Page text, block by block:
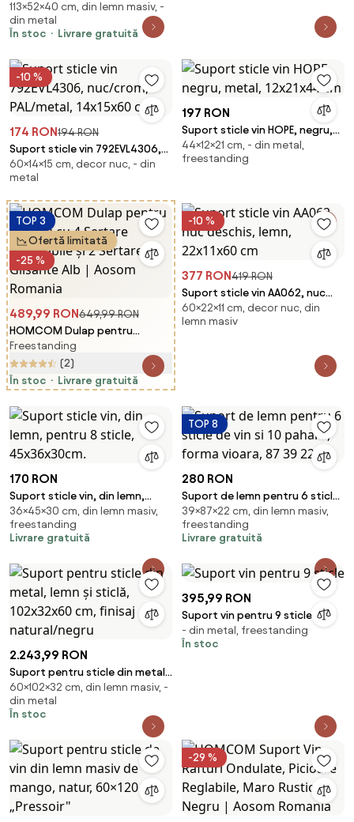
Industrial Suport 9 Sticle
Pahare Rafturi 52x40x113cm
Maro | Aosom Romania
113×52×40 cm, din lemn masiv, -
din metal
În stoc
Livrare gratuită
-10 %
174 RON194 RON
Suport sticle vin 792EVL4306,
nuc/crom, PAL/metal, 14x15x60
cm
60×14×15 cm, decor nuc, - din
metal
197 RON
Suport sticle vin HOPE, negru,
metal, 12x21x44 cm
44×12×21 cm, - din metal,
freestanding
TOP 3
Ofertă limitată
-25 %
489,99 RON649,99 RON
HOMCOM Dulap pentru
Pantofi cu 4 Sertare Rabatabile
și 2 Sertare Glisante Alb |
Aosom Romania
Freestanding
(2)
În stoc
Livrare gratuită
-10 %
377 RON419 RON
Suport sticle vin AA062, nuc
deschis, lemn, 22x11x60 cm
60×22×11 cm, decor nuc, din
lemn masiv
170 RON
Suport sticle vin, din lemn,
pentru 8 sticle, 45x36x30cm.
36×45×30 cm, din lemn masiv,
freestanding
Livrare gratuită
TOP 8
280 RON
Suport de lemn pentru 6 sticle
de vin si 10 pahare, forma
vioara, 87 39 22 cm
39×87×22 cm, din lemn masiv,
freestanding
Livrare gratuită
2.243,99 RON
Suport pentru sticle din metal,
lemn și sticlă, 102x32x60 cm,
finisaj natural/negru
60×102×32 cm, din lemn masiv, -
din metal
În stoc
395,99 RON
Suport vin pentru 9 sticle
- din metal, freestanding
În stoc
-29 %